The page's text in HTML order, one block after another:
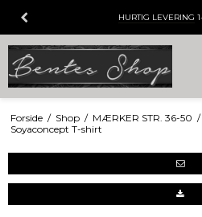
HURTIG LEVERING
Forside / Shop / MÆRKER STR. 36-50 /
Soyaconcept T-shirt